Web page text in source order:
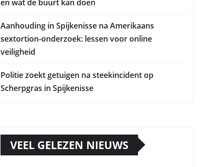
en wat de buurt kan doen
Aanhouding in Spijkenisse na Amerikaans
sextortion-onderzoek: lessen voor online
veiligheid
Politie zoekt getuigen na steekincident op
Scherpgras in Spijkenisse
VEEL GELEZEN NIEUWS